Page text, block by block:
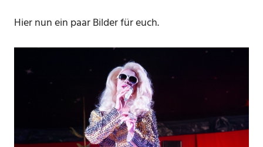
Hier nun ein paar Bilder für euch.